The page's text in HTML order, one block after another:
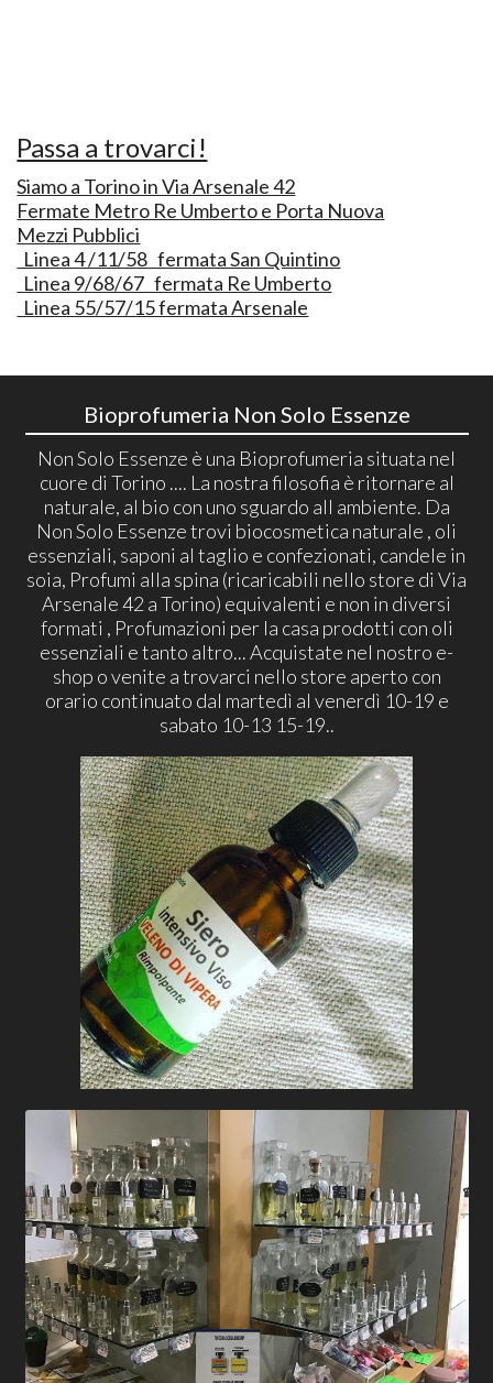
Passa a trovarci!
Siamo a Torino in Via Arsenale 42
Fermate Metro Re Umberto e Porta Nuova
Mezzi Pubblici
Linea 4 /11/58 fermata San Quintino
Linea 9/68/67 fermata Re Umberto
Linea 55/57/15 fermata Arsenale
Bioprofumeria Non Solo Essenze
Non Solo Essenze è una Bioprofumeria situata nel
cuore di Torino .... La nostra filosofia è ritornare al
naturale, al bio con uno sguardo all ambiente. Da
Non Solo Essenze trovi biocosmetica naturale , oli
essenziali, saponi al taglio e confezionati, candele in
soia, Profumi alla spina (ricaricabili nello store di Via
Arsenale 42 a Torino) equivalenti e non in diversi
formati , Profumazioni per la casa prodotti con oli
essenziali e tanto altro... Acquistate nel nostro e-
shop o venite a trovarci nello store aperto con
orario continuato dal martedì al venerdì 10-19 e
sabato 10-13 15-19..